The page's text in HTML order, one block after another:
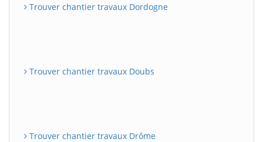
Trouver chantier travaux Dordogne
Trouver chantier travaux Doubs
Trouver chantier travaux Drôme